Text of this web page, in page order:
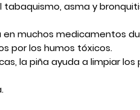
asma y
muchos medicamentos
​​por los humos tóxicos.
la piña ayuda a limpiar los